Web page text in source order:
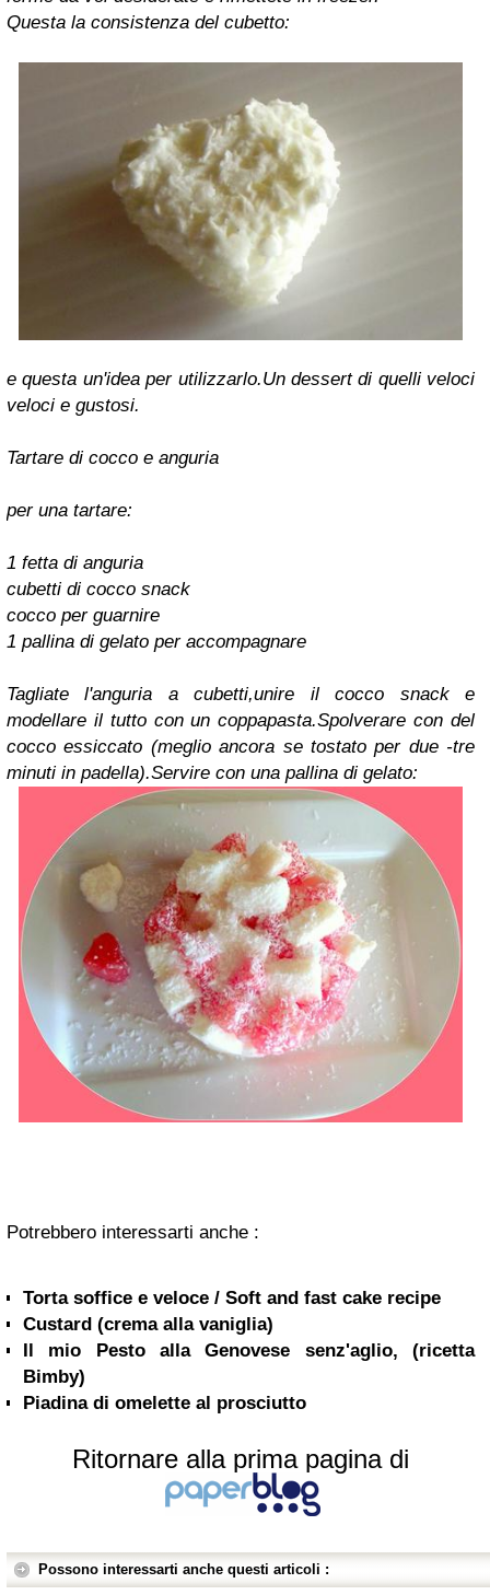
Questa la consistenza del cubetto:
e questa un'idea per utilizzarlo.Un dessert di quelli veloci
veloci e gustosi.
Tartare di cocco e anguria
per una tartare:
1 fetta di anguria
cubetti di cocco snack
cocco per guarnire
1 pallina di gelato per accompagnare
Tagliate l'anguria a cubetti,unire il cocco snack e
modellare il tutto con un coppapasta.Spolverare con del
cocco essiccato (meglio ancora se tostato per due -tre
minuti in padella).Servire con una pallina di gelato:
Potrebbero interessarti anche :
Torta soffice e veloce / Soft and fast cake recipe
Custard (crema alla vaniglia)
Il mio Pesto alla Genovese senz'aglio, (ricetta
Bimby)
Piadina di omelette al prosciutto
Ritornare alla prima pagina di
Possono interessarti anche questi articoli :